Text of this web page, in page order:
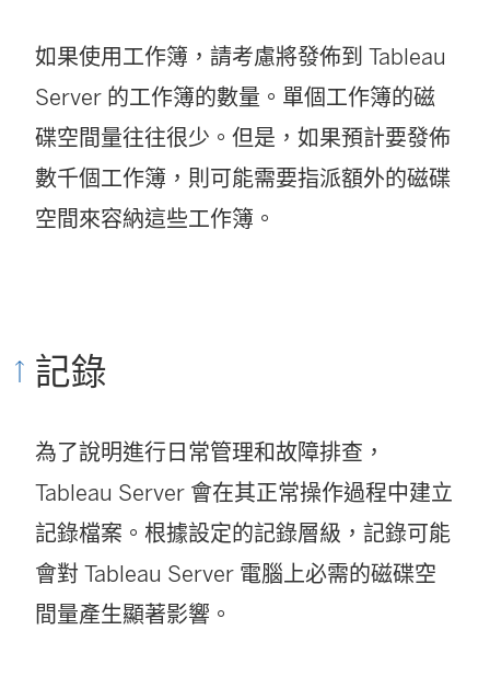
如果使用工作簿，請考慮將發佈到 Tableau
Server 的工作簿的數量。單個工作簿的磁
碟空間量往往很少。但是，如果預計要發佈
數千個工作簿，則可能需要指派額外的磁碟
空間來容納這些工作簿。
記錄
為了說明進行日常管理和故障排查，
Tableau Server 會在其正常操作過程中建立
記錄檔案。根據設定的記錄層級，記錄可能
會對 Tableau Server 電腦上必需的磁碟空
間量產生顯著影響。